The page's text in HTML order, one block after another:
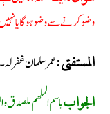
وضو کرنے سے وضو ہوگا یا
المستفتی:عمر سلمان غفرلہ۔
الجوابباسم الملھم